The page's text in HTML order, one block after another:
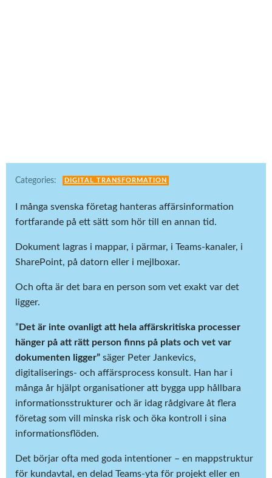
Categories: DIGITAL TRANSFORMATION
I många svenska företag hanteras affärsinformation
fortfarande på ett sätt som hör till en annan tid.
Dokument lagras i mappar, i pärmar, i Teams-kanaler, i
SharePoint, på datorn eller i mejlboxar.
Och ofta är det bara en person som vet exakt var det
ligger.
” Det är inte ovanligt att hela affärskritiska processer
hänger på att rätt person finns på plats och vet var
dokumenten ligger” säger Peter Jankevics,
digitaliserings- och affärsprocess konsult. Han har i
många år hjälpt organisationer att bygga upp hållbara
informationsstrukturer och är idag rådgivare åt flera
företag som vill minska risk och öka kontroll i sina
informationsflöden.
Det börjar ofta med goda intentioner – en mappstruktur
för kundavtal, en delad Teams-yta för projekt eller en